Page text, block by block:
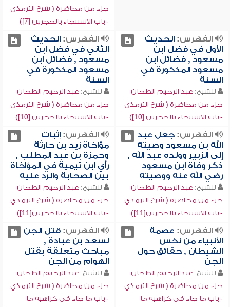
جزء من محاضرة ( شرح الترمذي
- باب الاستنجاء بالحجرين [7])
الفهرس:الحديث
الأول في فضل ابن
مسعود , فضائل ابن
مسعود المذكورة في
السنة
للشيخ: عبد الرحيم الطحان
جزء من محاضرة ( شرح الترمذي
- باب الاستنجاء بالحجرين [10])
الفهرس:الحديث
الثاني في فضل ابن
مسعود , فضائل ابن
مسعود المذكورة في
السنة
للشيخ: عبد الرحيم الطحان
جزء من محاضرة ( شرح الترمذي
- باب الاستنجاء بالحجرين [10])
الفهرس:جعل عبد
الله بن مسعود وصيته
إلى الزبير وولده عبد الله ,
ذكر وفاة ابن مسعود
رضي الله عنه ووصيته
للشيخ: عبد الرحيم الطحان
جزء من محاضرة ( شرح الترمذي
- باب الاستنجاء بالحجرين[11])
الفهرس:إثبات
مؤاخاة زيد بن حارثة
وحمزة بن عبد المطلب ,
رأي ابن تيمية في المؤاخاة
بين الصحابة والرد عليه
للشيخ: عبد الرحيم الطحان
جزء من محاضرة ( شرح الترمذي
- باب الاستنجاء بالحجرين[11])
الفهرس: عصمة
الأنبياء من نخس
الشيطان , حقائق حول
الجن
للشيخ: عبد الرحيم الطحان
جزء من محاضرة ( شرح الترمذي
- باب ما جاء في كراهية ما
الفهرس:قتل الجن
لسعد بن عبادة ,
مباحث متعلقة بقتل
الهوام من الجن
للشيخ: عبد الرحيم الطحان
جزء من محاضرة ( شرح الترمذي
- باب ما جاء في كراهية ما